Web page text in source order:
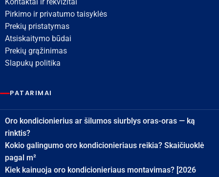
Pirkimo ir privatumo taisyklės
Prekių pristatymas
Atsiskaitymo būdai
Prekių grąžinimas
Slapukų politika
PATARIMAI
Oro kondicionierius ar šilumos siurblys oras-oras — ką
rinktis?
Kokio galingumo oro kondicionieriaus reikia? Skaičiuoklė
pagal m²
Kiek kainuoja oro kondicionieriaus montavimas? [2026